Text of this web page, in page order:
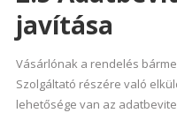
javítása
Vásárlónak a rendelés
Szolgáltató részére való
lehetősége van az